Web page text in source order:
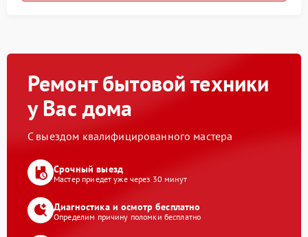
Ремонт бытовой техники
у Вас дома
С выездом квалифицированного мастера
Срочный выезд
Мастер приедет уже через 30 минут
Диагностика и осмотр бесплатно
Определим причину поломки бесплатно